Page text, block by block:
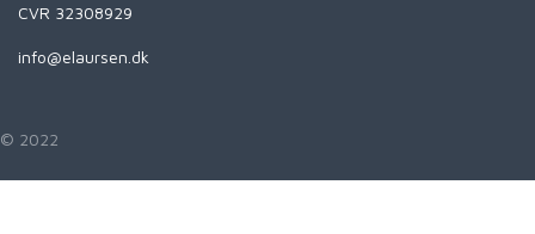
CVR 32308929
info@elaursen.dk
© 2022